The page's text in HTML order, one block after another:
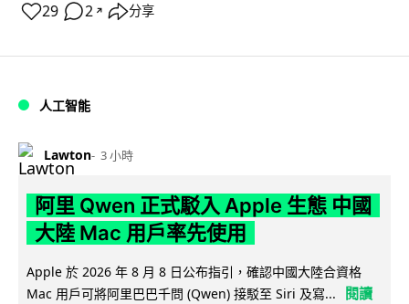
29 2 ↗ 分享
人工智能
Lawton 3 小時
阿里 Qwen 正式駁入 Apple 生態 中國
大陸 Mac 用戶率先使用
Apple 於 2026 年 8 月 8 日公布指引，確認中國大陸合資格
Mac 用戶可將阿里巴巴千問 (Qwen) 接駁至 Siri 及寫...
閱讀